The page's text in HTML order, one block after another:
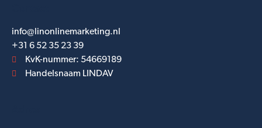
info@linonlinemarketing.nl
+31 6 52 35 23 39
KvK-nummer: 54669189
Handelsnaam LINDAV